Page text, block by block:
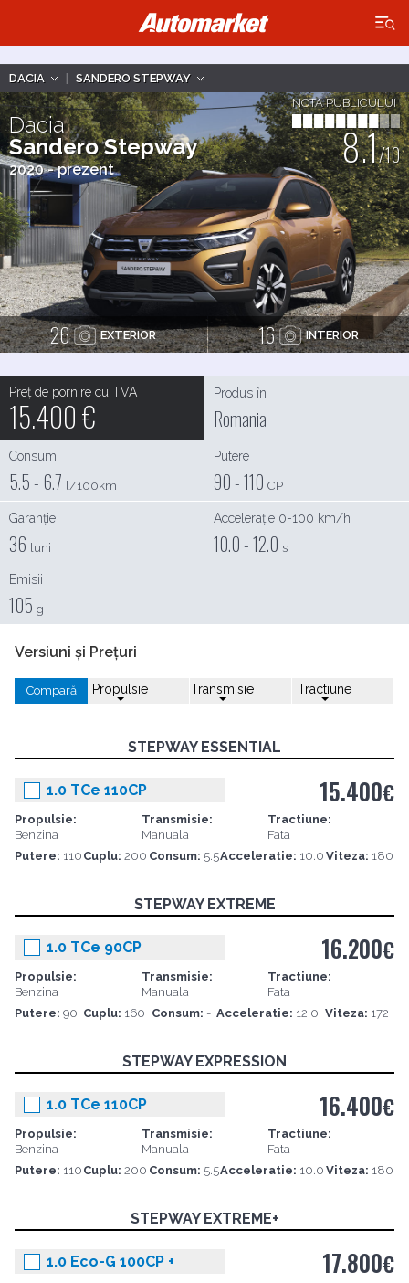
×
DACIA | SANDERO STEPWAY
Dacia
Sandero Stepway
2020 - prezent
NOTA PUBLICULUI
8.1/10
26 EXTERIOR 16 INTERIOR
Preț de pornire cu TVA
15.400€
Produs în
Romania
Consum
5.5 - 6.7 l/100km
Putere
90 - 110 CP
Garanție
36 luni
Accelerație 0-100 km/h
10.0 - 12.0 s
Emisii
105 g
Versiuni și Prețuri
Compară Propulsie Transmisie Tractiune
STEPWAY ESSENTIAL
1.0 TCe 110CP
Propulsie:
Benzina
Transmisie:
Manuala
Tractiune:
Fata
Putere: 110 Cuplu:200 Consum: 5.5Acceleratie: 10.0 Viteza: 180
15.400€
STEPWAY EXTREME
1.0 TCe 90CP
Propulsie:
Benzina
Transmisie:
Manuala
Tractiune:
Fata
Putere: 90 Cuplu: 160 Consum: - Acceleratie: 12.0 Viteza: 172
16.200€
STEPWAY EXPRESSION
1.0 TCe 110CP
Propulsie:
Benzina
Transmisie:
Manuala
Tractiune:
Fata
Putere: 110 Cuplu:200 Consum: 5.5Acceleratie: 10.0 Viteza: 180
16.400€
STEPWAY EXTREME+
1.0 Eco-G 100CP + 17.800€